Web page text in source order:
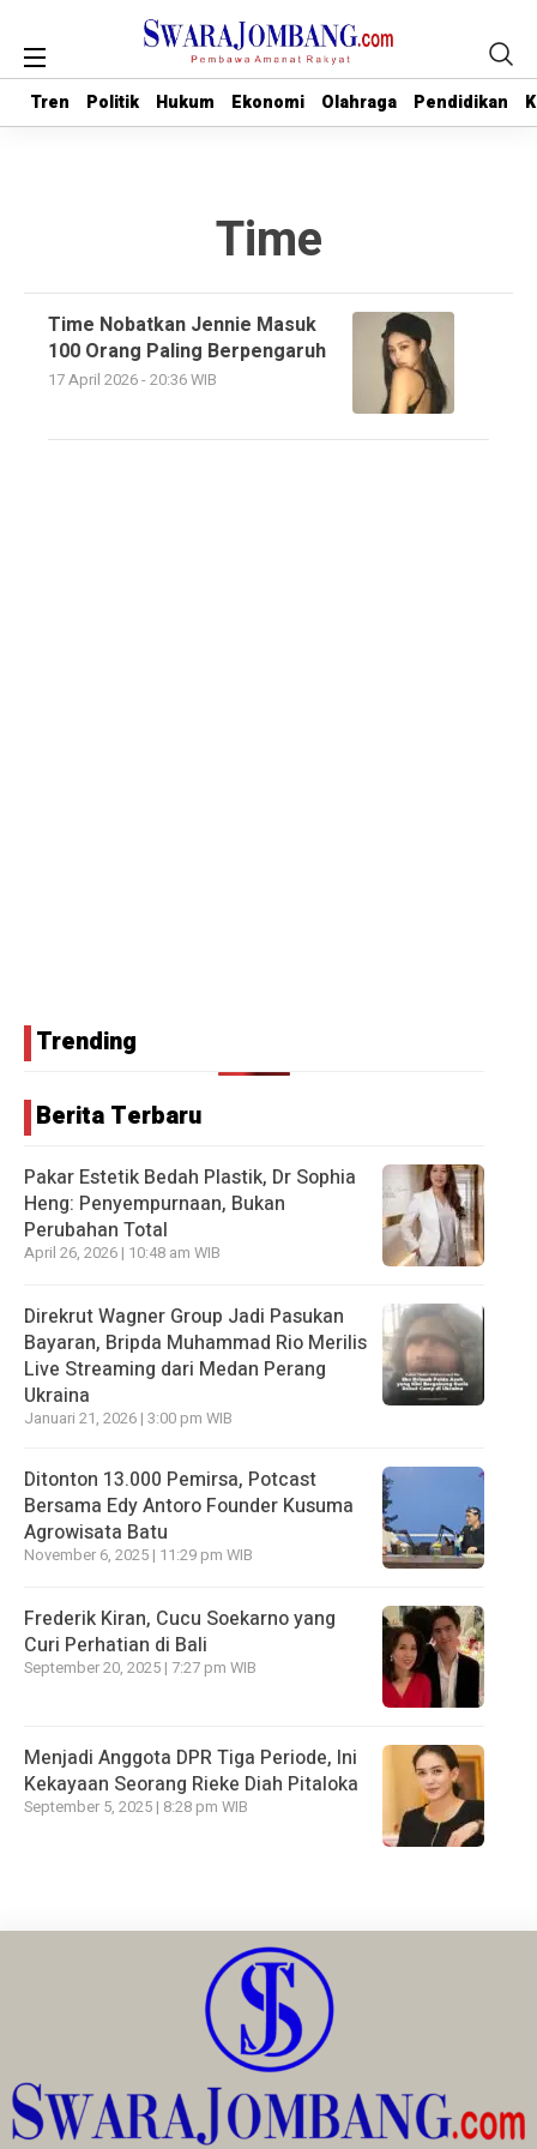
Tren Politik Hukum Ekonomi Olahraga Pendidikan
Tren Politik Hukum Ekonomi Olahraga Pendidikan
Time
Time Nobatkan Jennie Masuk
100 Orang Paling Berpengaruh
17 April 2026 - 20:36 WIB
Trending
Berita Terbaru
Pakar Estetik Bedah Plastik, Dr Sophia
Heng: Penyempurnaan, Bukan
Perubahan Total
April 26, 2026 | 10:48 am WIB
Direkrut Wagner Group Jadi Pasukan
Bayaran, Bripda Muhammad Rio Merilis
Live Streaming dari Medan Perang
Ukraina
Januari 21, 2026 | 3:00 pm WIB
Ditonton 13.000 Pemirsa, Potcast
Bersama Edy Antoro Founder Kusuma
Agrowisata Batu
November 6, 2025 | 11:29 pm WIB
Frederik Kiran, Cucu Soekarno yang
Curi Perhatian di Bali
September 20, 2025 | 7:27 pm WIB
Menjadi Anggota DPR Tiga Periode, Ini
Kekayaan Seorang Rieke Diah Pitaloka
September 5, 2025 | 8:28 pm WIB